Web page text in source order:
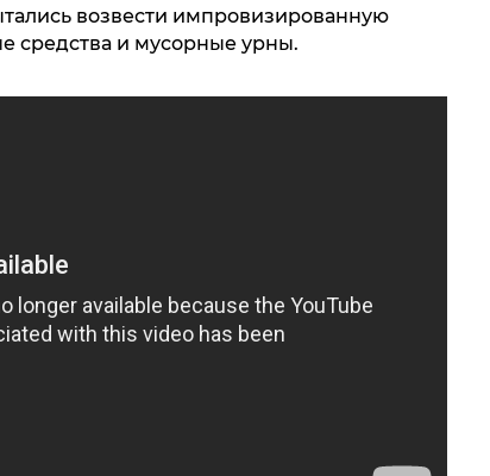
возвести импровизированную
средства и мусорные урны.